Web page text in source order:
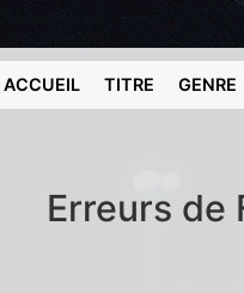
ACCUEIL TITRE GENRE
Erreurs de